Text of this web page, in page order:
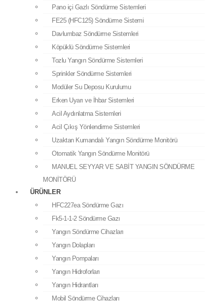
Pano içi Gazlı Söndürme Sistemleri
FE25 (HFC125) Söndürme Sistemi
Davlumbaz Söndürme Sistemleri
Köpüklü Söndürme Sistemleri
Tozlu Yangın Söndürme Sistemleri
Sprinkler Söndürme Sistemleri
Modüler Su Deposu Kurulumu
Erken Uyarı ve İhbar Sistemleri
Acil Aydınlatma Sistemleri
Acil Çıkış Yönlendirme Sistemleri
Uzaktan Kumandalı Yangın Söndürme Monitörü
Otomatik Yangın Söndürme Monitörü
MANUEL SEYYAR VE SABİT YANGIN SÖNDÜRME
MONİTÖRÜ​
ÜRÜNLER
HFC227ea Söndürme Gazı
Fk5-1-1-2 Söndürme Gazı
Yangın Söndürme Cihazları
Yangın Dolapları
Yangın Pompaları
Yangın Hidroforları
Yangın Hidrantları
Mobil Söndürme Cihazları
Davlumbaz Söndürme Sistemleri
Köpüklü Söndürme Sistemleri
Tozlu Yangın Söndürme Sistemleri
Sprinkler Söndürme Sistemleri
Modüler Su Deposu Kurulumu
Erken Uyarı ve İhbar Sistemleri
Acil Aydınlatma Sistemleri
Acil Çıkış Yönlendirme Sistemleri
Uzaktan Kumandalı Yangın Söndürme Monitörü
Otomatik Yangın Söndürme Monitörü
MANUEL SEYYAR VE SABİT YANGIN SÖNDÜRME
MONİTÖRÜ​
HFC227ea Söndürme Gazı
Fk5-1-1-2 Söndürme Gazı
Yangın Söndürme Cihazları
Yangın Merdivenleri
Yangın Hortumları